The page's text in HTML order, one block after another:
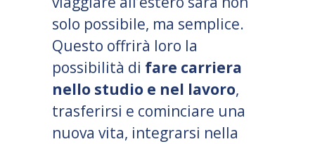
solo possibile, ma semplice.
Questo offrirà loro la
possibilità di fare carriera
nello studio e nel lavoro,
trasferirsi e cominciare una
nuova vita, integrarsi nella